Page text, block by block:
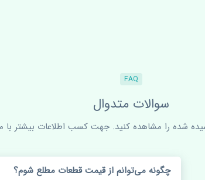
FAQ
سوالات متدوال
شده را مشاهده کنید. جهت کسب اطلاعات بیشتر با
چگونه می‌توانم از قیمت قطعات مطلع شوم؟